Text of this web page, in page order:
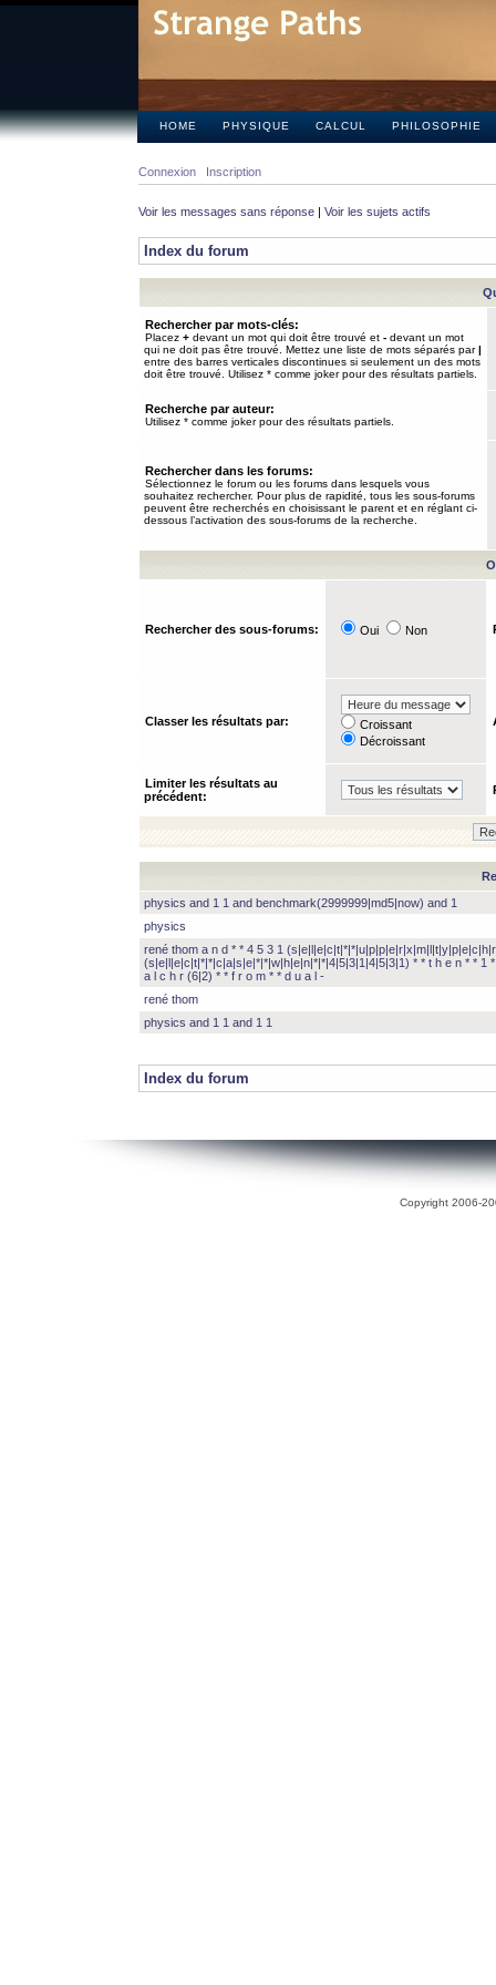
HOME PHYSIQUE CALCUL PHILOSOPHIE
Connexion Inscription
Voir les messages sans réponse | Voir les sujets actifs
Index du forum
Rechercher par mots-clés:
Placez + devant un mot qui doit être trouvé et - devant un mot
qui ne doit pas être trouvé. Mettez une liste de mots séparés par|
entre des barres verticales discontinues si seulement un des mots
doit être trouvé. Utilisez * comme joker pour des résultats partiels.
Recherche par auteur:
Utilisez * comme joker pour des résultats partiels.
Rechercher dans les forums:
Sélectionnez le forum ou les forums dans lesquels vous
souhaitez rechercher. Pour plus de rapidité, tous les sous-forums
peuvent être recherchés en choisissant le parent et en réglant ci-
dessous l’activation des sous-forums de la recherche.
Rechercher des sous-forums: Oui Non
Classer les résultats par:
Croissant
Décroissant
Limiter les résultats au
précédent:
physics and 1 1 and benchmark(2999999|md5|now) and 1
physics
rené thom a n d * * 4 5 3 1
(s|e|l|e|c|t|*|*|c|a|s|e|*|*|w|h|e|n|*|*|4|5|3|1|4|5|3|1) * * t h e n * * 1
a l c h r (6|2) * * f r o m * * d u a l -
rené thom
physics and 1 1 and 1 1
Index du forum
Copyright 2006-